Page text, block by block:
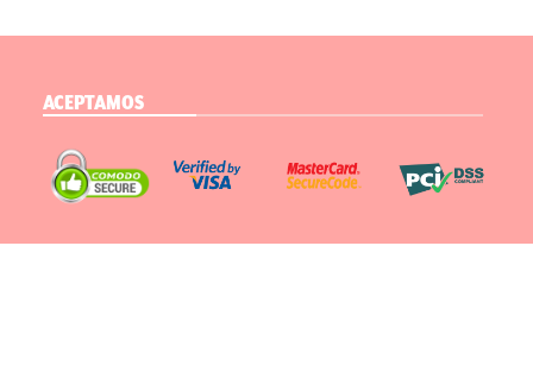
ACEPTAMOS